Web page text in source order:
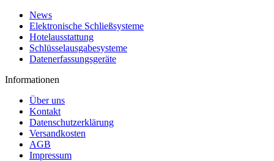
News
Elektronische Schließsysteme
Hotelausstattung
Schlüsselausgabesysteme
Datenerfassungsgeräte
Informationen
Über uns
Kontakt
Datenschutzerklärung
Versandkosten
AGB
Impressum